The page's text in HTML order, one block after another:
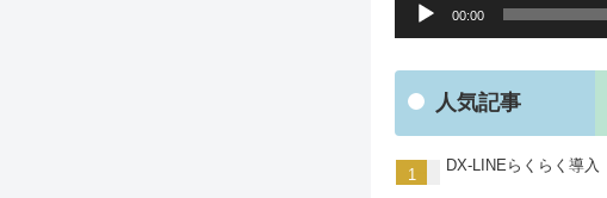
00:00
人気記事
DX-LINEらくらく導入